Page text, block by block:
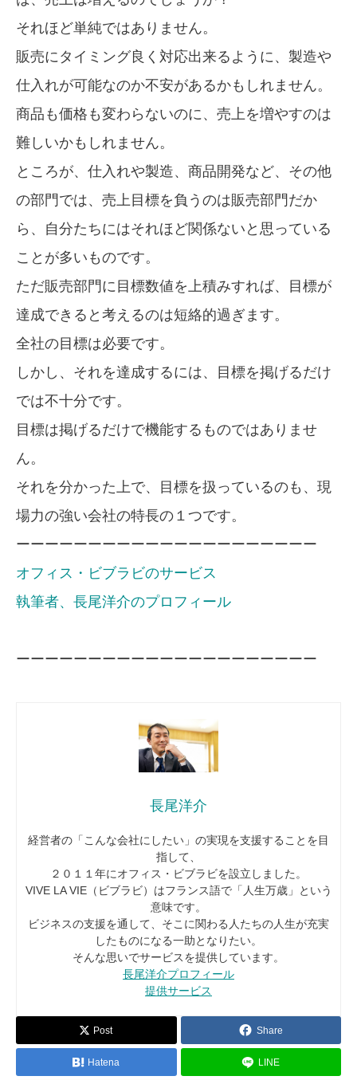
それほど単純ではありません。
販売にタイミング良く対応出来るように、製造や
仕入れが可能なのか不安があるかもしれません。
商品も価格も変わらないのに、売上を増やすのは
難しいかもしれません。
ところが、仕入れや製造、商品開発など、その他
の部門では、売上目標を負うのは販売部門だか
ら、自分たちにはそれほど関係ないと思っている
ことが多いものです。
ただ販売部門に目標数値を上積みすれば、目標が
達成できると考えるのは短絡的過ぎます。
全社の目標は必要です。
しかし、それを達成するには、目標を掲げるだけ
では不十分です。
目標は掲げるだけで機能するものではありませ
ん。
それを分かった上で、目標を扱っているのも、現
場力の強い会社の特長の１つです。
ーーーーーーーーーーーーーーーーーーーーー
オフィス・ビブラビのサービス
執筆者、長尾洋介のプロフィール
ーーーーーーーーーーーーーーーーーーーーー
長尾洋介
経営者の「こんな会社にしたい」の実現を支援することを目
指して、
２０１１年にオフィス・ビブラビを設立しました。
VIVE LA VIE（ビブラビ）はフランス語で「人生万歳」という
意味です。
ビジネスの支援を通して、そこに関わる人たちの人生が充実
したものになる一助となりたい。
そんな思いでサービスを提供しています。
長尾洋介プロフィール
提供サービス
Post Share
Hatena LINE